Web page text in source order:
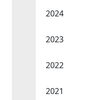
2024
2023
2022
2021